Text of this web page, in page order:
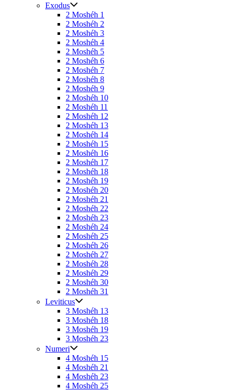
Exodus
2 Moshéh 1
2 Moshéh 2
2 Moshéh 3
2 Moshéh 4
2 Moshéh 5
2 Moshéh 6
2 Moshéh 7
2 Moshéh 8
2 Moshéh 9
2 Moshéh 10
2 Moshéh 11
2 Moshéh 12
2 Moshéh 13
2 Moshéh 14
2 Moshéh 15
2 Moshéh 16
2 Moshéh 17
2 Moshéh 18
2 Moshéh 19
2 Moshéh 20
2 Moshéh 21
2 Moshéh 22
2 Moshéh 23
2 Moshéh 24
2 Moshéh 25
2 Moshéh 26
2 Moshéh 27
2 Moshéh 28
2 Moshéh 29
2 Moshéh 30
2 Moshéh 31
Leviticus
3 Moshéh 13
3 Moshéh 18
3 Moshéh 19
3 Moshéh 23
Numeri
4 Moshéh 15
4 Moshéh 21
4 Moshéh 23
4 Moshéh 25